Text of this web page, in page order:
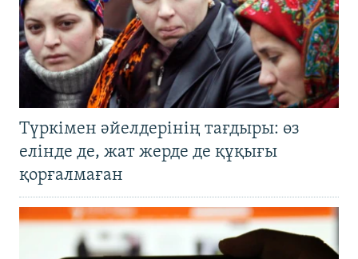
Түркімен әйелдерінің тағдыры: өз
елінде де, жат жерде де құқығы
қорғалмаған